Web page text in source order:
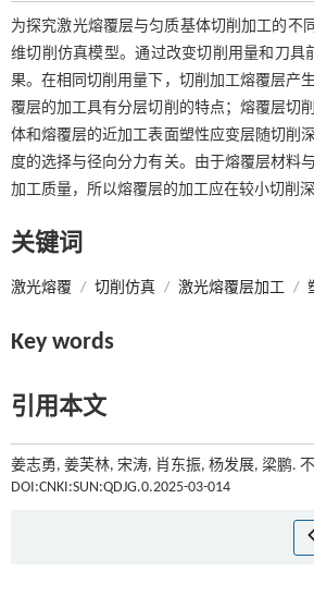
为探究激光熔覆层与匀质基体切削加工的不
维切削仿真模型。通过改变切削用量和刀
果。在相同切削用量下，切削加工熔覆层产
覆层的加工具有分层切削的特点；熔覆层切
体和熔覆层的近加工表面塑性应变层随切削
度的选择与径向分力有关。由于熔覆层材料
加工质量，所以熔覆层的加工应在较小切削深
关键词
激光熔覆 / 切削仿真 / 激光熔覆层加工 /
Key words
引用本文
姜志勇, 姜芙林, 宋涛, 肖东振, 杨发展, 梁鹏.
DOI:CNKI:SUN:QDJG.0.2025-03-014